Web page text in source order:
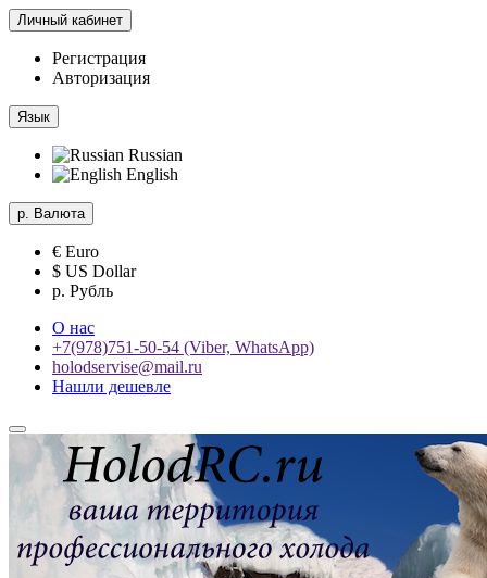
Личный кабинет
Регистрация
Авторизация
Язык
Russian
English
р. Валюта
€ Euro
$ US Dollar
р. Рубль
О нас
+7(978)751-50-54 (Viber, WhatsApp)
holodservise@mail.ru
Нашли дешевле